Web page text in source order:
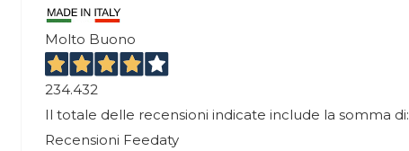
Molto Buono
234.432
Il totale delle recensioni indicate include la somma di:
Recensioni Feedaty